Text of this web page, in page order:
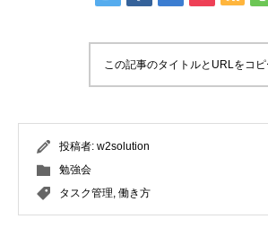
この記事のタイトルとURLをコピ
投稿者: w2solution
勉強会
タスク管理, 働き方